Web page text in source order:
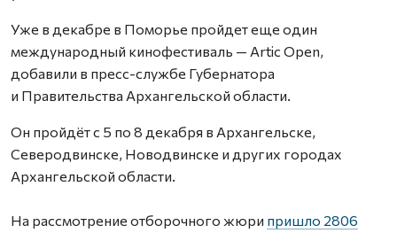
Уже в декабре в Поморье пройдет еще один
международный кинофестиваль — Artic Open,
добавили в пресс-службе Губернатора
и Правительства Архангельской области.
Он пройдёт с 5 по 8 декабря в Архангельске,
Северодвинске, Новодвинске и других городах
Архангельской области.
На рассмотрение отборочного жюри пришло 2806